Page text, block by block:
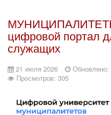
цифровой портал
служащих
21 июля 2026
Просмотров: 305